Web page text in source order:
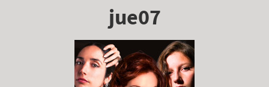
jue07